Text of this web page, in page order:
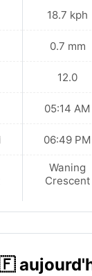
18.7 kph
0.7 mm
12.0
05:14 AM
06:49 PM
Waning
Crescent